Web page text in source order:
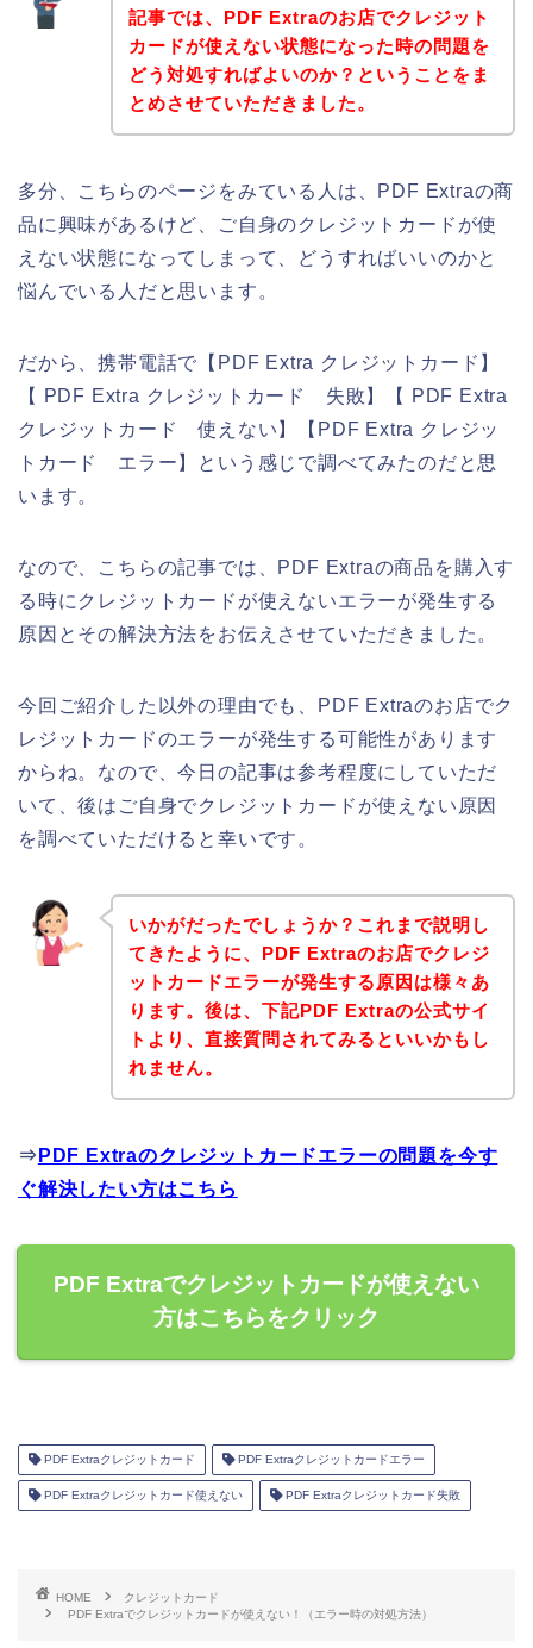
記事では、PDF Extraのお店でクレジット
カードが使えない状態になった時の問題を
どう対処すればよいのか？ということをま
とめさせていただきました。
多分、こちらのページをみている人は、PDF Extraの商
品に興味があるけど、ご自身のクレジットカードが使
えない状態になってしまって、どうすればいいのかと
悩んでいる人だと思います。
だから、携帯電話で【PDF Extra クレジットカード】
【 PDF Extra クレジットカード 失敗】【 PDF Extra
クレジットカード 使えない】【PDF Extra クレジッ
トカード エラー】という感じで調べてみたのだと思
います。
なので、こちらの記事では、PDF Extraの商品を購入す
る時にクレジットカードが使えないエラーが発生する
原因とその解決方法をお伝えさせていただきました。
今回ご紹介した以外の理由でも、PDF Extraのお店でク
レジットカードのエラーが発生する可能性があります
からね。なので、今日の記事は参考程度にしていただ
いて、後はご自身でクレジットカードが使えない原因
を調べていただけると幸いです。
いかがだったでしょうか？これまで説明し
てきたように、PDF Extraのお店でクレジ
ットカードエラーが発生する原因は様々あ
ります。後は、下記PDF Extraの公式サイ
トより、直接質問されてみるといいかもし
れません。
⇒ PDF Extraのクレジットカードエラーの問題を今す
ぐ解決したい方はこちら
PDF Extraでクレジットカードが使えない
方はこちらをクリック
PDF Extraクレジットカード PDF Extraクレジットカードエラー
PDF Extraクレジットカード使えない PDF Extraクレジットカード失敗
HOME
クレジットカード
PDF Extraでクレジットカードが使えない！（エラー時の対処方法）